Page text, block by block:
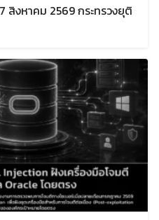
สิงหาคม 2569 กระทรวงยุติ